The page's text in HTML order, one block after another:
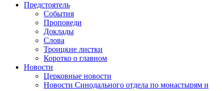
Предстоятель
События
Проповеди
Доклады
Слова
Троицкие листки
Коротко о главном
Новости
Церковные новости
Новости Синодального отдела по монастырям и